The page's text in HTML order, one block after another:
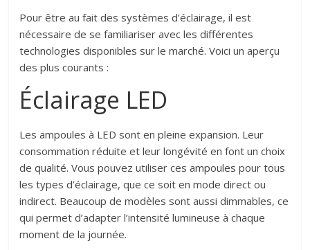
Pour être au fait des systèmes d’éclairage, il est
nécessaire de se familiariser avec les différentes
technologies disponibles sur le marché. Voici un aperçu
des plus courants :
Éclairage LED
Les ampoules à LED sont en pleine expansion. Leur
consommation réduite et leur longévité en font un choix
de qualité. Vous pouvez utiliser ces ampoules pour tous
les types d’éclairage, que ce soit en mode direct ou
indirect. Beaucoup de modèles sont aussi dimmables, ce
qui permet d’adapter l’intensité lumineuse à chaque
moment de la journée.